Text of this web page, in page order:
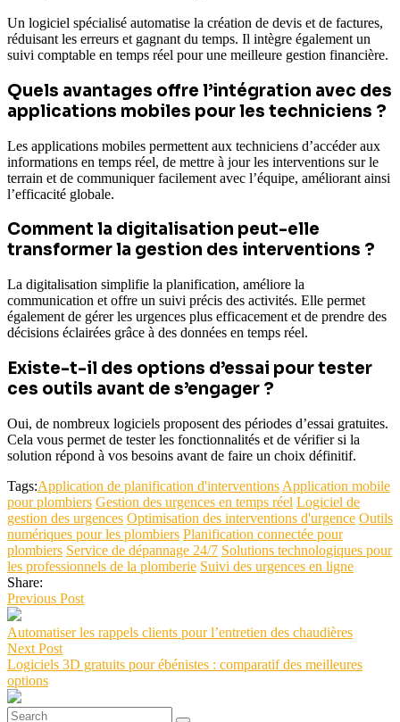
Un logiciel spécialisé automatise la création de devis et de factures,
réduisant les erreurs et gagnant du temps. Il intègre également un
suivi comptable en temps réel pour une meilleure gestion financière.
Quels avantages offre l’intégration avec des
applications mobiles pour les techniciens ?
Les applications mobiles permettent aux techniciens d’accéder aux
informations en temps réel, de mettre à jour les interventions sur le
terrain et de communiquer facilement avec l’équipe, améliorant ainsi
l’efficacité globale.
Comment la digitalisation peut-elle
transformer la gestion des interventions ?
La digitalisation simplifie la planification, améliore la
communication et offre un suivi précis des activités. Elle permet
également de gérer les urgences plus efficacement et de prendre des
décisions éclairées grâce à des données en temps réel.
Existe-t-il des options d’essai pour tester
ces outils avant de s’engager ?
Oui, de nombreux logiciels proposent des périodes d’essai gratuites.
Cela vous permet de tester les fonctionnalités et de vérifier si la
solution répond à vos besoins avant de faire un choix définitif.
Tags:Application de planification d'interventions Application mobile
pour plombiers Gestion des urgences en temps réel Logiciel de
gestion des urgences Optimisation des interventions d'urgence Outils
numériques pour les plombiers Planification connectée pour
plombiers Service de dépannage 24/7 Solutions technologiques pour
les professionnels de la plomberie Suivi des urgences en ligne
Share:
Previous Post
Automatiser les rappels clients pour l’entretien des chaudières
Next Post
Logiciels 3D gratuits pour ébénistes : comparatif des meilleures
options